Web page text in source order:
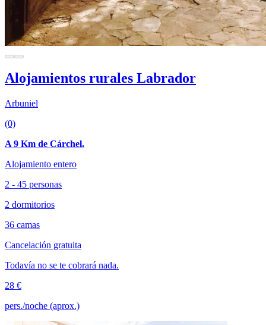
Alojamientos rurales Labrador
Arbuniel
(0)
A 9 Km de Cárchel.
Alojamiento entero
2 - 45 personas
2 dormitorios
36 camas
Cancelación gratuita
Todavía no se te cobrará nada.
28 €
pers./noche (aprox.)